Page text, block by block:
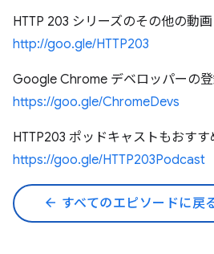
HTTP 203 シリーズのその他の動
http://goo.gle/HTTP203
Google Chrome デベロッパーの
https://goo.gle/ChromeDevs
HTTP203 ポッドキャストもおす
https://goo.gle/HTTP203Podcast
arrow_back すべてのエピソードに戻